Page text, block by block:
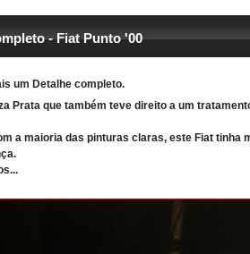
- Fiat Punto '00
um Detalhe completo.
Prata que também teve direito a um
a maioria das pinturas claras, este Fiat tinha